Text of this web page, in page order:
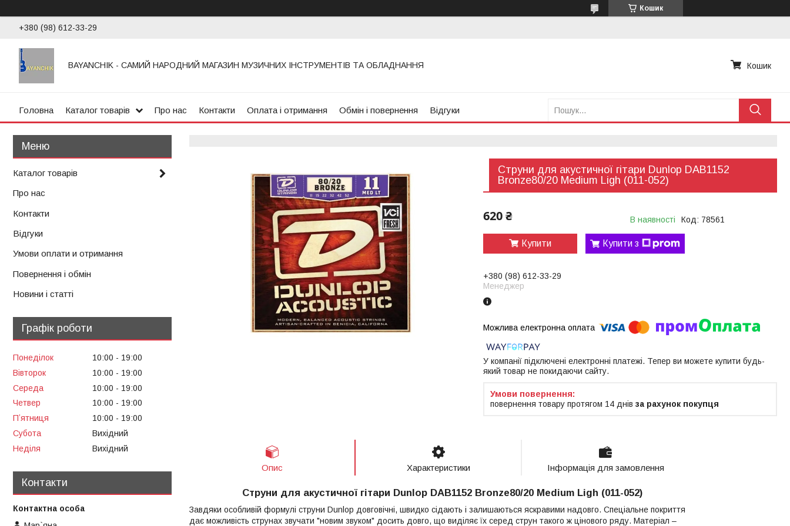
Кошик
+380 (98) 612-33-29
BAYANCHIK - САМИЙ НАРОДНИЙ МАГАЗИН МУЗИЧНИХ ІНСТРУМЕНТІВ ТА ОБЛАДНАННЯ Кошик
Головна Каталог товарів Про нас Контакти Оплата і отримання Обмін і повернення Відгуки
Струни для акустичної гітари Dunlop DAB1152
Bronze80/20 Medium Ligh (011-052)
620 ₴ В наявності Код: 78561
Купити Купити з
+380 (98) 612-33-29
Менеджер
У компанії підключені електронні платежі. Тепер ви можете купити будь-
який товар не покидаючи сайту.
повернення товару протягом 14 днів за рахунок покупця
Опис Характеристики Інформація для замовлення
Струни для акустичної гітари Dunlop DAB1152 Bronze80/20 Medium Ligh (011-052)
Завдяки особливій формулі струни Dunlop довговічні, швидко сідають і залишаються яскравими надовго. Спеціальне покриття
дає можливість струнах звучати "новим звуком" досить довго, що виділяє їх серед струн такого ж цінового ряду. Матеріал –
Каталог товарів
Про нас
Контакти
Відгуки
Умови оплати и отримання
Повернення і обмін
Новини і статті
Графік роботи
Понеділок 10:00
19:00
Вівторок
10:00
19:00
Середа
10:00
19:00
Четвер
10:00
19:00
Пʼятниця
10:00
19:00
Субота
Вихідний
Неділя
Вихідний
Контакти